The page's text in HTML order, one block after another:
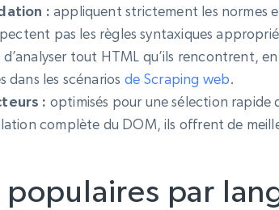
: appliquent strictement les normes
pas les règles syntaxiques
tout HTML qu’ils rencontrent,
dans les scénarios de Scraping web.
: optimisés pour une sélection rapide
complète du DOM, ils offrent de
populaires par